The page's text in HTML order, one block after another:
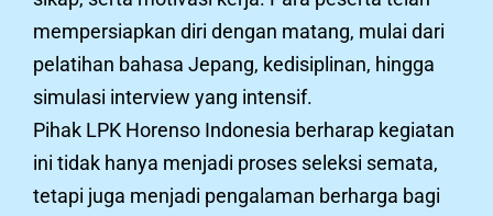
mempersiapkan diri dengan matang, mulai dari
pelatihan bahasa Jepang, kedisiplinan, hingga
simulasi interview yang intensif.
Pihak LPK Horenso Indonesia berharap kegiatan
ini tidak hanya menjadi proses seleksi semata,
tetapi juga menjadi pengalaman berharga bagi